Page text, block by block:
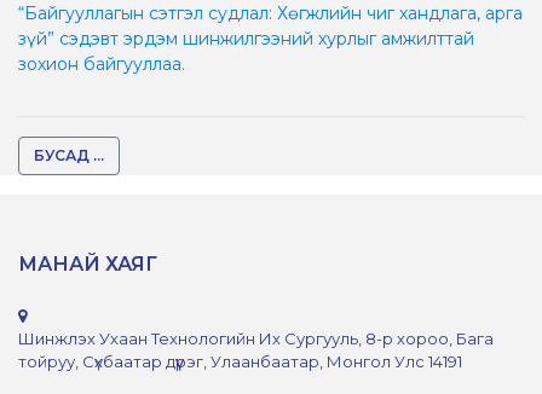
“Байгууллагын сэтгэл судлал: Хөгжлийн чиг хандлага, арга
зүй” сэдэвт эрдэм шинжилгээний хурлыг амжилттай
зохион байгууллаа.
БУСАД ...
МАНАЙ ХАЯГ
Шинжлэх Ухаан Технологийн Их Сургууль, 8-р хороо, Бага
тойруу, Сүхбаатар дүүрэг, Улаанбаатар, Монгол Улс 14191